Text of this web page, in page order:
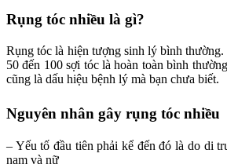
Rụng tóc nhiều là gì?
Rụng tóc là hiện tượng sinh lý bình
50 đến 100 sợi tóc là hoàn toàn bình
cũng là dấu hiệu bệnh lý mà bạn chưa biết.
Nguyên nhân gây rụng tóc nhiều
– Yếu tố đầu tiên phải kể đến đó là do di
nam và nữ